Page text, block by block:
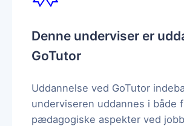
Denne underviser er
GoTutor
Uddannelse ved GoTutor
underviseren uddannes i både
pædagogiske aspekter ved